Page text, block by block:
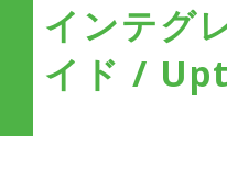
インテグ
イド /